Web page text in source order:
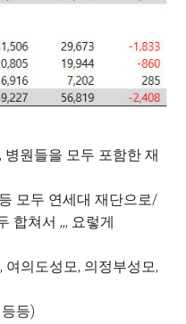
원들을 모두 포함한 재
모두 연세대 재단으로/
합쳐서 ,,, 요렇게
여의도성모, 의정부성모,
등)